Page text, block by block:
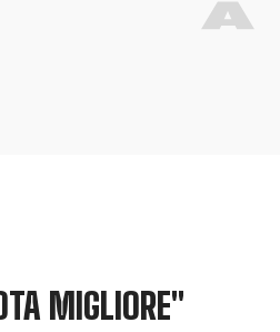
MIGLIORE"